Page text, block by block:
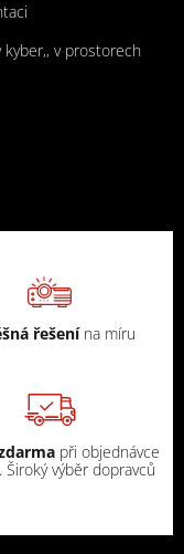
v prostorech
řešení na míru
při objednávce
Široký výběr dopravců